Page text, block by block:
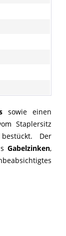
sowie einen
Staplersitz
Der
Gabelzinken,